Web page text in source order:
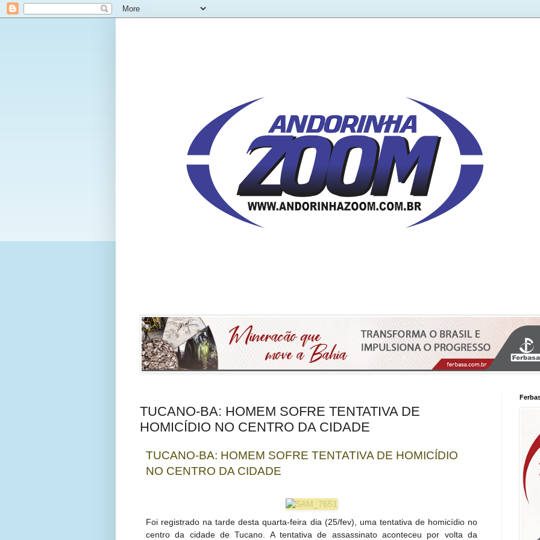
TUCANO-BA: HOMEM SOFRE TENTATIVA DE
HOMICÍDIO NO CENTRO DA CIDADE
TUCANO-BA: HOMEM SOFRE TENTATIVA DE HOMICÍDIO
NO CENTRO DA CIDADE
Foi registrado na tarde desta quarta-feira dia (25/fev), uma tentativa de homicídio no
centro da cidade de Tucano. A tentativa de assassinato aconteceu por volta da